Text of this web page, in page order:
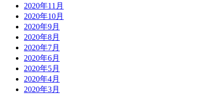
2020年11月
2020年10月
2020年9月
2020年8月
2020年7月
2020年6月
2020年5月
2020年4月
2020年3月